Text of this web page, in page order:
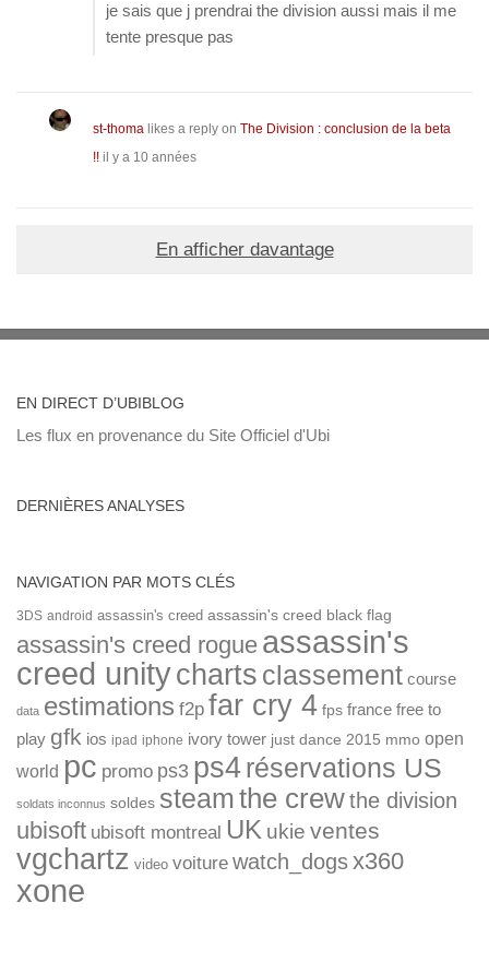
je sais que j prendrai the division aussi mais il me
tente presque pas
st-thoma likes a reply on The Division : conclusion de la beta
!! il y a 10 années
En afficher davantage
EN DIRECT D’UBIBLOG
Les flux en provenance du Site Officiel d'Ubi
DERNIÈRES ANALYSES
NAVIGATION PAR MOTS CLÉS
3DS android assassin's creed assassin's creed black flag
assassin's creed rogue assassin's
creed unitycharts classement course
data estimations f2p far cry 4 fps france free to
play gfk ios ipad iphone ivory tower just dance 2015 mmo open
world pc promo ps3 ps4réservations US
soldats inconnus soldes steamthe crewthe division
ubisoft ubisoft montreal UK ukie ventes
vgchartz video voiture watch_dogsx360
xone